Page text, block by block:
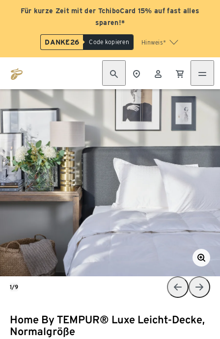
Für kurze Zeit mit der TchiboCard 15% auf fast alles
sparen!*
DANKE26 Code kopieren Hinweis*
Home By TEMPUR® Luxe Leicht-Decke,
Normalgröße
1/9